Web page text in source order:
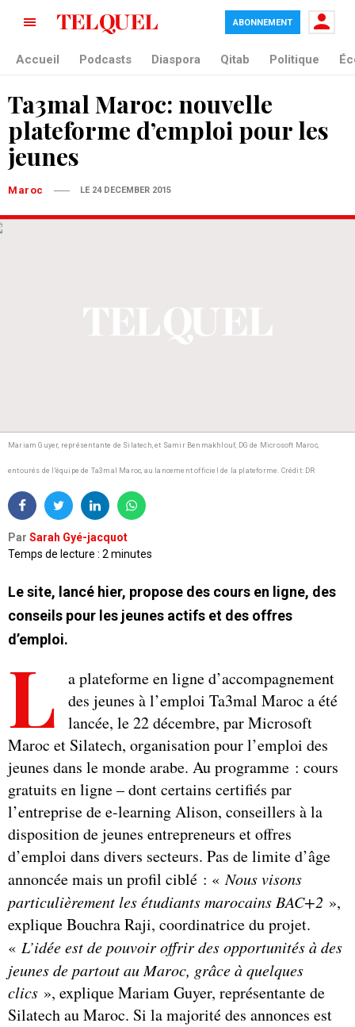
ABONNEMENT
Accueil Podcasts Diaspora Qitab Politique
Ta3mal Maroc: nouvelle
plateforme d’emploi pour les
jeunes
Maroc LE 24 DECEMBER 2015
Mariam Guyer, représentante de Silatech, et Samir Benmakhlouf, DG de Microsoft Maroc,
entourés de l'équipe de Ta3mal Maroc, au lancement officiel de la plateforme. Crédit: DR
Par Sarah Gyé-jacquot
Temps de lecture : 2 minutes
Le site, lancé hier, propose des cours en ligne, des
conseils pour les jeunes actifs et des offres
d’emploi.
L
a plateforme en ligne d’accompagnement
des jeunes à l’emploi Ta3mal Maroc a été
lancée, le 22 décembre, par Microsoft
Maroc et Silatech, organisation pour l’emploi des
jeunes dans le monde arabe. Au programme : cours
gratuits en ligne – dont certains certifiés par
l’entreprise de e-learning Alison, conseillers à la
disposition de jeunes entrepreneurs et offres
d’emploi dans divers secteurs. Pas de limite d’âge
annoncée mais un profil ciblé : «Nous visons
particulièrement les étudiants marocains BAC+2 »,
explique Bouchra Raji, coordinatrice du projet.
« L’idée est de pouvoir offrir des opportunités à des
jeunes de partout au Maroc, grâce à quelques
clics », explique Mariam Guyer, représentante de
Silatech au Maroc. Si la majorité des annonces est